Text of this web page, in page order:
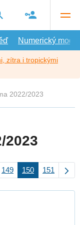
Numerický model
zítra i tropickými
2022/2023
2023
149 150 151